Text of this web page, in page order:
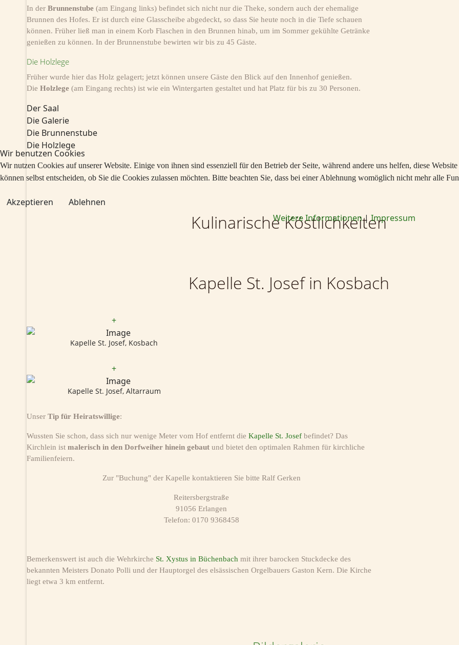
In der Brunnenstube (am Eingang links) befindet sich nicht nur die Theke, sondern auch der ehemalige
Brunnen des Hofes. Er ist durch eine Glasscheibe abgedeckt, so dass Sie heute noch in die Tiefe schauen
können. Früher ließ man in einem Korb Flaschen in den Brunnen hinab, um im Sommer gekühlte Getränke
genießen zu können. In der Brunnenstube bewirten wir bis zu 45 Gäste.
Die Holzlege
Früher wurde hier das Holz gelagert; jetzt können unsere Gäste den Blick auf den Innenhof genießen.
Die Holzlege (am Eingang rechts) ist wie ein Wintergarten gestaltet und hat Platz für bis zu 30 Personen.
Der Saal
Die Galerie
Die Brunnenstube
Die Holzlege
Kulinarische Köstlichkeiten
Kapelle St. Josef in Kosbach
+
Kapelle St. Josef, Kosbach
+
Kapelle St. Josef, Altarraum
Unser Tip für Heiratswillige:
Wussten Sie schon, dass sich nur wenige Meter vom Hof entfernt die Kapelle St. Josef befindet? Das
Kirchlein ist malerisch in den Dorfweiher hinein gebaut und bietet den optimalen Rahmen für kirchliche
Familienfeiern.
Zur "Buchung" der Kapelle kontaktieren Sie bitte Ralf Gerken
Reitersbergstraße
91056 Erlangen
Telefon: 0170 9368458
Bemerkenswert ist auch die Wehrkirche St. Xystus in Büchenbach mit ihrer barocken Stuckdecke des
bekannten Meisters Donato Polli und der Hauptorgel des elsässischen Orgelbauers Gaston Kern. Die Kirche
liegt etwa 3 km entfernt.
Wir benutzen Cookies
Wir nutzen Cookies auf unserer Website. Einige von ihnen sind essenziell für den Betrieb der Seite, während andere uns helfen, diese
können selbst entscheiden, ob Sie die Cookies zulassen möchten. Bitte beachten Sie, dass bei einer Ablehnung womöglich nicht mehr alle
Akzeptieren
Ablehnen
Weitere Informationen|Impressum